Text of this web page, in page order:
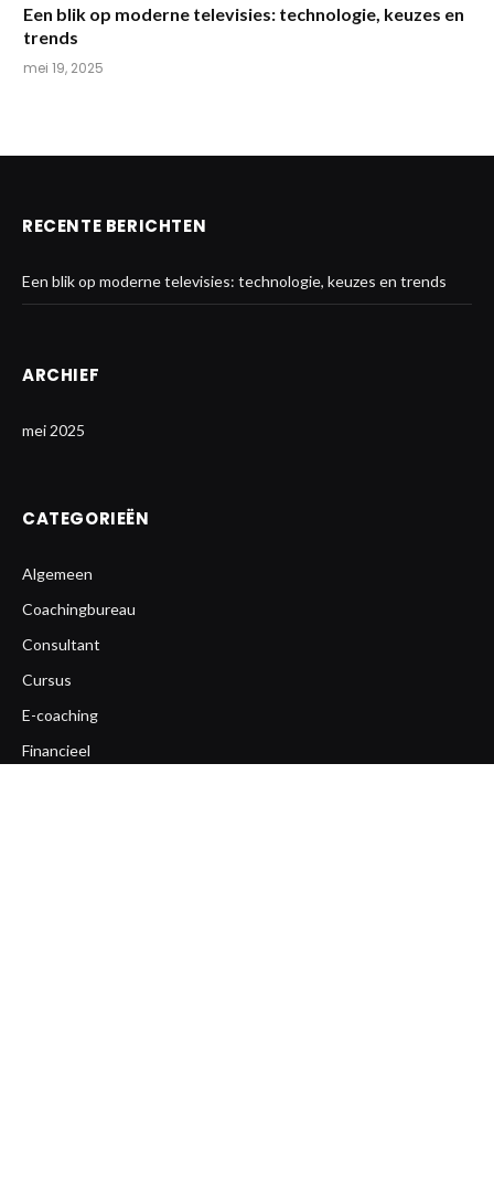
Een blik op moderne televisies: technologie, keuzes en
trends
mei 19, 2025
RECENTE BERICHTEN
Een blik op moderne televisies: technologie, keuzes en trends
ARCHIEF
mei 2025
CATEGORIEËN
Algemeen
Coachingbureau
Consultant
Cursus
E-coaching
Financieel